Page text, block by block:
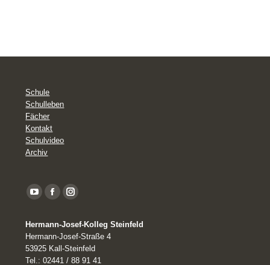
Schule
Schulleben
Fächer
Kontakt
Schulvideo
Archiv
YouTube
opens
in
new
FacebookInstagram
Hermann-Josef-Kolleg Steinfeld
Hermann-Josef-Straße 4
53925 Kall-Steinfeld
Tel.: 02441 / 88 91 41